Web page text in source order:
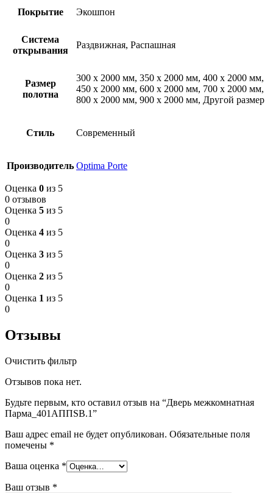
Покрытие Экошпон
Система
открывания
Раздвижная, Распашная
Размер
полотна
300 х 2000 мм, 350 х 2000 мм, 400 х 2000 мм,
450 х 2000 мм, 600 х 2000 мм, 700 х 2000 мм,
800 х 2000 мм, 900 х 2000 мм, Другой размер
Стиль Современный
Производитель Optima Porte
Оценка 0 из 5
0 отзывов
Оценка 5 из 5
0
Оценка 4 из 5
0
Оценка 3 из 5
0
Оценка 2 из 5
0
Оценка 1 из 5
0
Отзывы
Очистить фильтр
Отзывов пока нет.
Будьте первым, кто оставил отзыв на “Дверь межкомнатная
Парма_401АППSB.1”
Ваш адрес email не будет опубликован. Обязательные поля
помечены *
Ваша оценка *
Ваш отзыв *